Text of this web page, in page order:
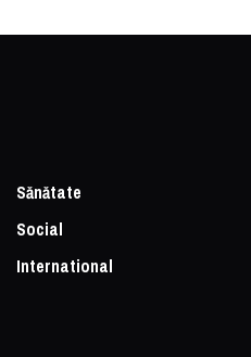
Sănătate
Social
International